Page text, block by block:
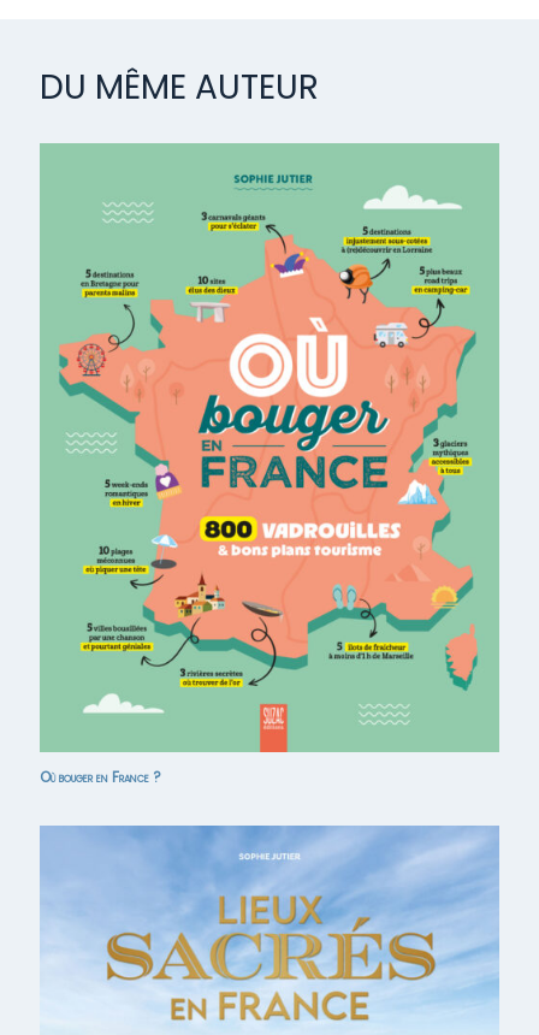
DU MÊME AUTEUR
Où bouger en France ?